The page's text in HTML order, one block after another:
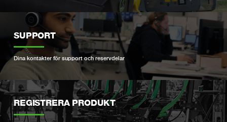
SUPPORT
Dina kontakter för support och reservdelar
REGISTRERA PRODUKT